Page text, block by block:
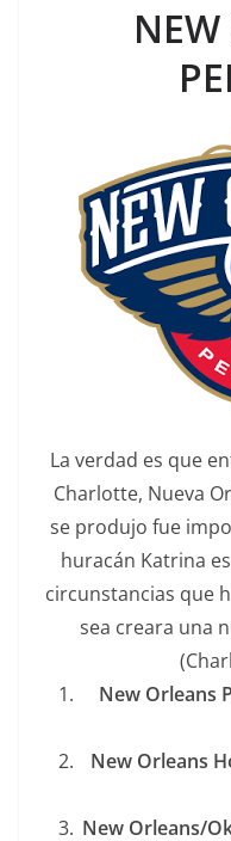
La verdad es que
Charlotte, Nueva
se produjo fue
huracán Katrina
circunstancias que
sea creara una
New Orleans
New Orleans
New Orleans/